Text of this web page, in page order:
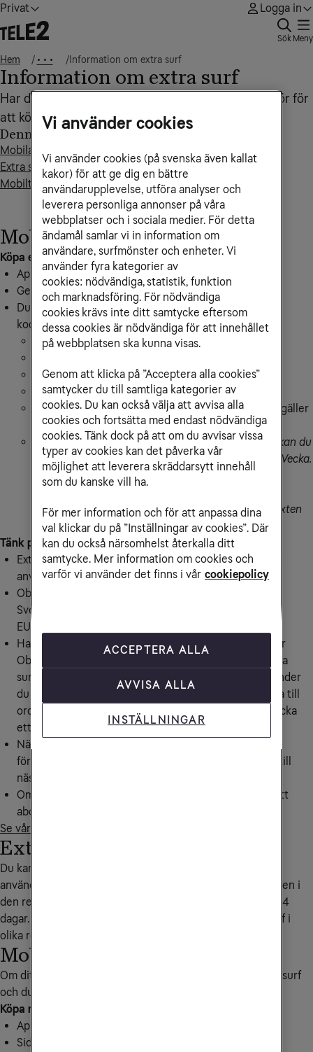
Privat Logga in
Sök Meny
Hem • • • Information om extra surf
Information om extra surf
Har din surf tagit slut? Här går vi igenom hur du gör för
att köpa extra surf till ditt abonnemang.
Mobilabonnemang
Köpa extra surf till ditt Mobilabonnemang gör du via
Appen Mitt Tele2
Genom sidan Köp extra surf
Du kan också skicka ett sms till72661 med någon av
koderna nedan:
3 GB* för 199 kr:EUD3
25 GB* för 399 kr: EUD25
Obegränsad 24h för 99 kr per tillfälle: 24H
Obegränsad Vecka för 299 kr per tillfälle:VECKA
(gäller
168 timmar från aktivering)
Har du någon av våra obegränsade abonnemang kan du
inte köpa 3GB, 10GB, 25GB, Obegränsad 24H eller Vecka.
Använder du upp all Europa-surf (EU/EES), kan du
Europa) genom att skicka ett sms till72661med texten
MERDATA.
Tänk på
Extra surf 3 GB, 10 GB och 25 GB som du köper går att
använda i EU och EES-länderna.
Obegränsad 24h och Obegränsad Vecka gäller inom
Sverige och det ingår 5 GB som går att använda inom
EU/EES.
Har du mobilabonnemangen Obegränsad (60 GB) eller
Obegränsad Max (60 GB) kan du använda den specifika
surfmängden per månad inom Europa (EU/ESS). Använder
du upp all Europa-surf (EU/EES), kan du fortsätta surfa till
ordinarie pris (21.70 kr per GB i Europa) genom att skicka
ett sms till
med texten MERDATA
När du köper till extra surf för Sverige och EU/EES
försvinner den inte vid månadsskiftet utan finns kvar till
nästa gång du behöver den i upp till 60 dagar.
Om din surf ofta tar slut kan det löna sig att byta till ett
abonnemang med mer surf.
Se våra mobilabonnemang
Extra surf för övriga världen
Du kan köpa till extra surf tidigast 30 dagar innan du vill
använda den. När du börjar använda den extra surfmängden i
den region du befinner dig i är surfmängden tillgänglig i 14
dagar. Se mer information om Semestersurf och extra surf i
olika regioner längst ned på denna sida.
Mobilt bredband
Om ditt surfpaket tar slut innan månadsskifte spärras din surf
och du behöver köpa mer för att fortsätta surfa.
Köpa mer surf till ditt mobila bredband gör du via
Appen Mitt Tele2
Sidan
Denna artikel innehåller
Mobilabonnemang
Extra surf för övriga världen
Mobilt bredband
Vi använder cookies
Vi använder cookies (på svenska även kallat
kakor) för att ge dig en bättre
användarupplevelse, utföra analyser och
leverera personliga annonser på våra
webbplatser och i sociala medier. För detta
ändamål samlar vi in information om
användare, surfmönster och enheter. Vi
använder fyra kategorier av
cookies: nödvändiga, statistik, funktion
och marknadsföring. För nödvändiga
cookies krävs inte ditt samtycke eftersom
dessa cookies är nödvändiga för att innehållet
på webbplatsen ska kunna visas.
Genom att klicka på ”Acceptera alla cookies”
samtycker du till samtliga kategorier av
cookies. Du kan också välja att avvisa alla
cookies och fortsätta med endast nödvändiga
cookies. Tänk dock på att om du avvisar vissa
typer av cookies kan det påverka vår
möjlighet att leverera skräddarsytt innehåll
som du kanske vill ha.
För mer information och för att anpassa dina
val klickar du på ”Inställningar av cookies”. Där
kan du också närsomhelst återkalla ditt
samtycke. Mer information om cookies och
varför vi använder det finns i vår cookiepolicy
ACCEPTERA ALLA
AVVISA ALLA
INSTÄLLNINGAR